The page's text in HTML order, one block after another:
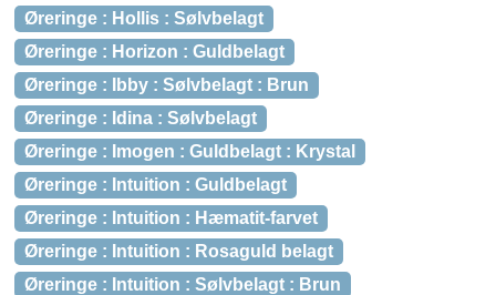
Øreringe : Hollis : Sølvbelagt
Øreringe : Horizon : Guldbelagt
Øreringe : Ibby : Sølvbelagt : Brun
Øreringe : Idina : Sølvbelagt
Øreringe : Imogen : Guldbelagt : Krystal
Øreringe : Intuition : Guldbelagt
Øreringe : Intuition : Hæmatit-farvet
Øreringe : Intuition : Rosaguld belagt
Øreringe : Intuition : Sølvbelagt : Brun